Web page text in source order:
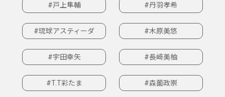
#戸上隼輔 #丹羽孝希
#琉球アスティーダ #木原美悠
#宇田幸矢 #長﨑美柚
#T.T彩たま #森薗政崇